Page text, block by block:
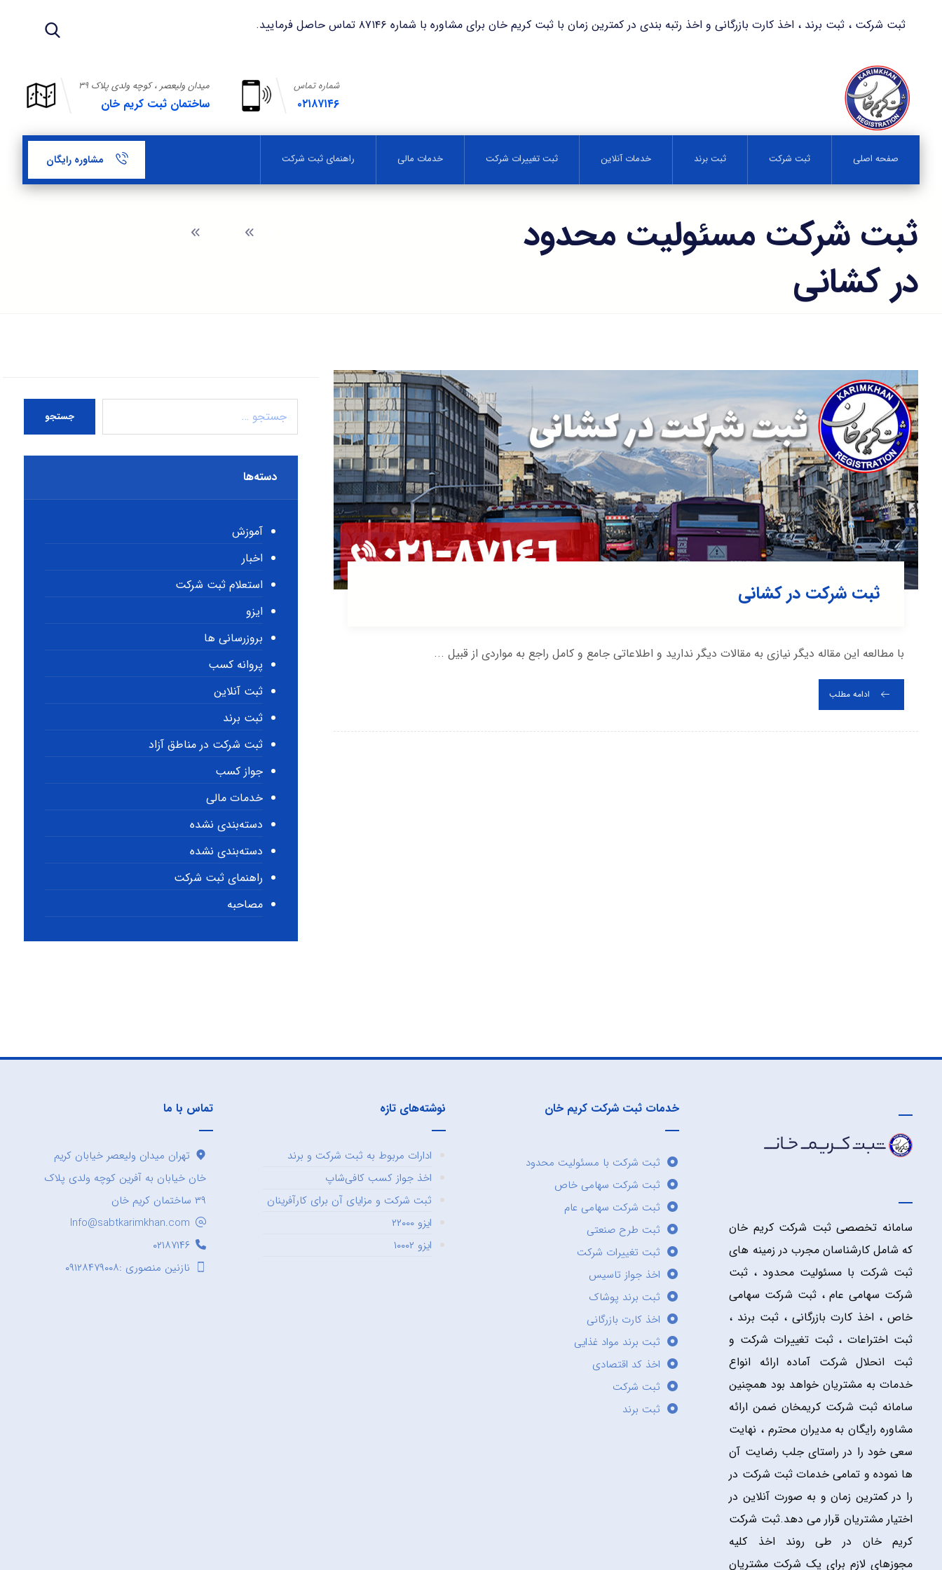
ثبت شرکت ، ثبت برند ، اخذ کارت بازرگانی و اخذ رتبه بندی در کمترین زمان با ثبت کریم خان برای مشاوره با شماره ۸۷۱۴۶ تماس حاصل فرمایید.
میدان ولیعصر ، کوچه ولدی پلاک ۳۹
ساختمان ثبت کریم خان
شماره تماس
۰۲۱۸۷۱۴۶
صفحه اصلی ثبت شرکت ثبت برند خدمات آنلاین ثبت تغییرات شرکت خدمات مالی راهنمای ثبت شرکت مشاوره رایگان
ثبت شرکت مسئولیت محدود
در کشانی
ثبت شرکت در کشانی
با مطالعه این مقاله دیگر نیازی به مقالات دیگر ندارید و اطلاعاتی جامع و کامل راجع به مواردی از قبیل ...
ادامه مطلب
جستجو
دسته‌ها
آموزش
اخبار
استعلام ثبت شرکت
ایزو
بروزرسانی ها
پروانه کسب
ثبت آنلاین
ثبت برند
ثبت شرکت در مناطق آزاد
جواز کسب
خدمات مالی
دسته‌بندی نشده
دسته‌بندی نشده
راهنمای ثبت شرکت
مصاحبه
سامانه تخصصی ثبت شرکت کریم خان
که شامل کارشناسان مجرب در زمینه های
ثبت شرکت با مسئولیت محدود ، ثبت
شرکت سهامی عام ، ثبت شرکت سهامی
خاص ، اخذ کارت بازرگانی ، ثبت برند ،
ثبت اختراعات ، ثبت تغییرات شرکت و
ثبت انحلال شرکت آماده ارائه انواع
خدمات به مشتریان خواهد بود همچنین
سامانه ثبت شرکت کریمخان ضمن ارائه
مشاوره رایگان به مدیران محترم ، نهایت
سعی خود را در راستای جلب رضایت آن
ها نموده و تمامی خدمات ثبت شرکت در
را در کمترین زمان و به صورت آنلاین در
اختیار مشتریان قرار می دهد.ثبت شرکت
کریم خان در طی روند اخذ کلیه
مجوزهای لازم برای یک شرکت مشتریان
خدمات ثبت شرکت کریم خان
ثبت شرکت با مسئولیت محدود
ثبت شرکت سهامی خاص
ثبت شرکت سهامی عام
ثبت طرح صنعتی
ثبت تغییرات شرکت
اخذ جواز تاسیس
ثبت برند پوشاک
اخذ کارت بازرگانی
ثبت برند مواد غذایی
اخذ کد اقتصادی
ثبت شرکت
ثبت برند
نوشته‌های تازه
ادارات مربوط به ثبت شرکت و برند
اخذ جواز کسب کافی‌شاپ
ثبت شرکت و مزایای آن برای کارآفرینان
ایزو ۲۲۰۰۰
ایزو ۱۰۰۰۲
تماس با ما
تهران میدان ولیعصر خیابان کریم
خان خیابان به آفرین کوچه ولدی پلاک
۳۹ ساختمان کریم خان
Info@sabtkarimkhan.com
۰۲۱۸۷۱۴۶
نازنین منصوری :۰۹۱۲۸۴۷۹۰۰۸